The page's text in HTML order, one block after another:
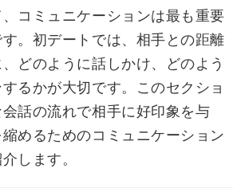
コミュニケーションは最も重要
。初デートでは、相手との距離
どのように話しかけ、どのよう
るかが大切です。このセクショ
話の流れで相手に好印象を与
めるためのコミュニケーション
します。